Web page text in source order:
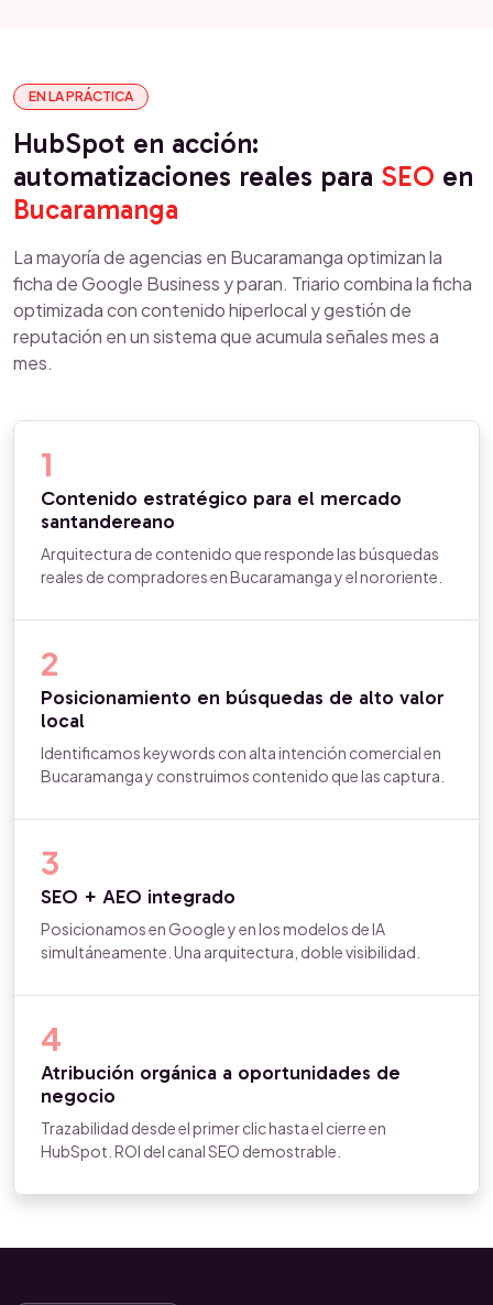
EN LA PRÁCTICA
HubSpot en acción:
automatizaciones reales para SEO en
Bucaramanga
La mayoría de agencias en Bucaramanga optimizan la
ficha de Google Business y paran. Triario combina la ficha
optimizada con contenido hiperlocal y gestión de
reputación en un sistema que acumula señales mes a
mes.
1
Contenido estratégico para el mercado
santandereano
Arquitectura de contenido que responde las búsquedas
reales de compradores en Bucaramanga y el nororiente.
2
Posicionamiento en búsquedas de alto valor
local
Identificamos keywords con alta intención comercial en
Bucaramanga y construimos contenido que las captura.
3
SEO + AEO integrado
Posicionamos en Google y en los modelos de IA
simultáneamente. Una arquitectura, doble visibilidad.
4
Atribución orgánica a oportunidades de
negocio
Trazabilidad desde el primer clic hasta el cierre en
HubSpot. ROI del canal SEO demostrable.